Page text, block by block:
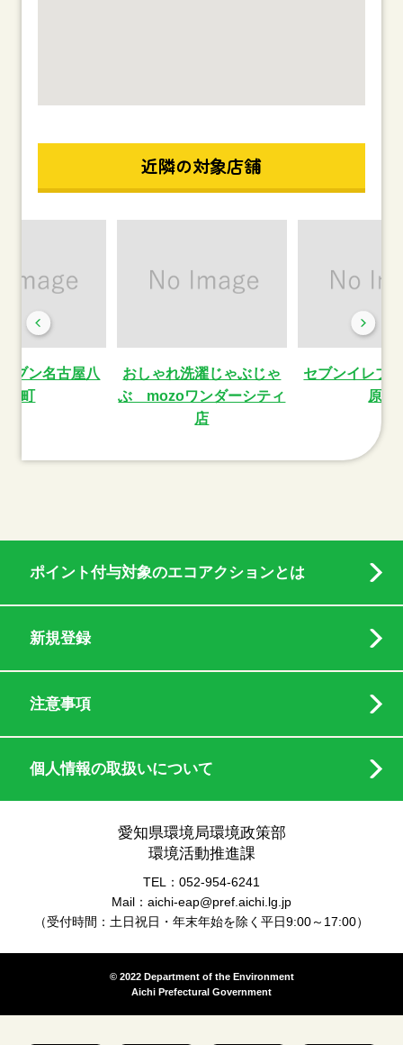
近隣の対象店舗
ブン名古屋八
筋町
おしゃれ洗濯じゃぶじゃ
ぶ mozoワンダーシティ
店
セブンイレブ
原町
ポイント付与対象のエコアクションとは
新規登録
注意事項
個人情報の取扱いについて
愛知県環境局環境政策部
環境活動推進課
TEL：052-954-6241
Mail：aichi-eap@pref.aichi.lg.jp
（受付時間：土日祝日・年末年始を除く平日9:00～17:00）
© 2022 Department of the Environment
Aichi Prefectural Government